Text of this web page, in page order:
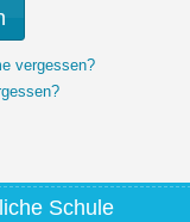
vergessen?
Schule